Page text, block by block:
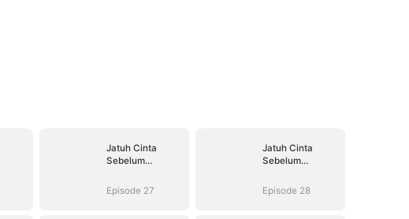
Jatuh Cinta
Sebelum
Episode 27
Jatuh Cinta
Sebelum
Episode 28